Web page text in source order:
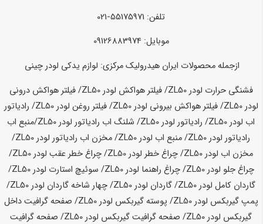
تلفن: 55175971-021
موبایل: 09126883974
ازجمله محصولات ایران هیدرولیک مرکزی: لوازم یدکی لودر چینی
فشنگی حرارت لودر ZL50/ فیلتر هواکش لودر
ZL50
/ فیلتر هواکش درونی
لودرZL50 / فیلتر هواکش بیرونی لودرZL50 / فیلتر روغن لودرZL50
/ رادیاتور
اب لودر
/ رادیاتور لودر / شلنگ اب رادیاتور لودر
/منبع اب
رادیاتور لودر
/ منبع اب لودر / مخزن اب رادیاتور لودر
/
مخزن اب لودر
/ چراغ خطر لودر / چراغ خطر عقب لودر
/
چراغ جلو لودرZL50 / چراغ راهنما لودرZL50 / سوئیچ استارت لودرZL50
/
گاردان کامل لودر
/ گاردان لودر / چهار شاخه گاردان لودر
/
پمپ گیربکس لودرZL50 / پوسته گیربکس لودرZL50
/ صفحه گرافیت داخل
گیربکس لودر
/ صفحه گرافیت گیربکس لودر
/ صفحه گرافیت